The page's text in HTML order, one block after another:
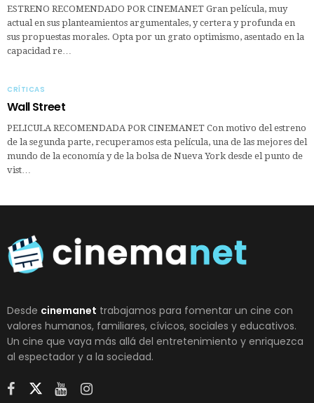
ESTRENO RECOMENDADO POR CINEMANET Gran película, muy
actual en sus planteamientos argumentales, y certera y profunda en
sus propuestas morales. Opta por un grato optimismo, asentado en la
capacidad re…
CRÍTICAS
Wall Street
PELICULA RECOMENDADA POR CINEMANET Con motivo del estreno
de la segunda parte, recuperamos esta película, una de las mejores del
mundo de la economía y de la bolsa de Nueva York desde el punto de
vist…
Desde cinemanet trabajamos para fomentar un cine con
valores humanos, familiares, cívicos, sociales y educativos.
Un cine que vaya más allá del entretenimiento y enriquezca
al espectador y a la sociedad.